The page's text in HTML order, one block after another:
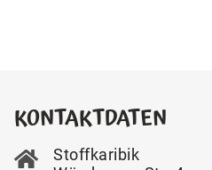
KONTAKTDATEN
Stoffkaribik